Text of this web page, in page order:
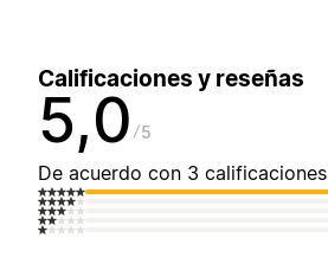
Calificaciones y reseñas
5,0 5
De acuerdo con 3 calificaciones